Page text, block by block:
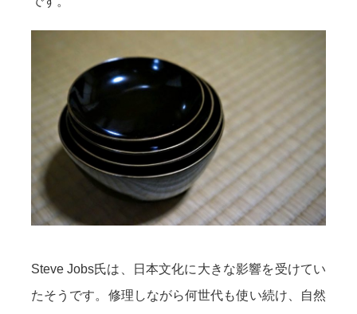
Steve Jobs氏は、日本文化に大きな影響を受けてい
たそうです。修理しながら何世代も使い続け、自然